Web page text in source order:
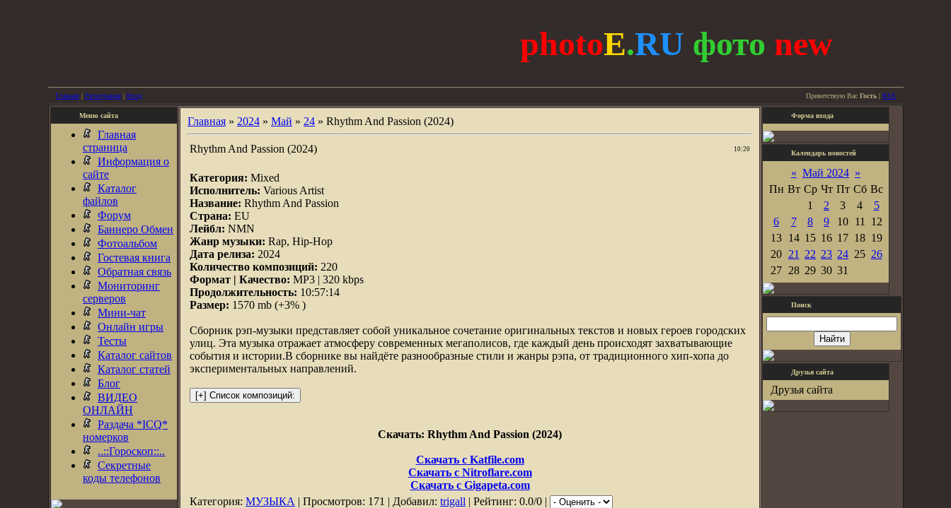
photoE.RU фото new
Главная | Регистрация | Вход Приветствую Вас Гость | RSS
Меню сайта
Главная
страница
Информация о
сайте
Каталог
файлов
Форум
Баннеро Обмен
Фотоальбом
Гостевая книга
Обратная связь
Мониторинг
серверов
Мини-чат
Онлайн игры
Тесты
Каталог сайтов
Каталог статей
Блог
ВИДЕО
ОНЛАЙН
Раздача *ICQ*
номерков
..::Гороскоп::..
Секретные
коды телефонов
Главная » 2024 » Май » 24 » Rhythm And Passion (2024)
Rhythm And Passion (2024) 10:20
Категория: Mixed
Исполнитель: Various Artist
Название: Rhythm And Passion
Страна: EU
Лейбл: NMN
Жанр музыки: Rap, Hip-Hop
Дата релиза: 2024
Количество композиций: 220
Формат | Качество: MP3 | 320 kbps
Продолжительность: 10:57:14
Размер: 1570 mb (+3% )
Сборник рэп-музыки представляет собой уникальное сочетание оригинальных текстов и новых героев городских
улиц. Эта музыка отражает атмосферу современных мегаполисов, где каждый день происходят захватывающие
события и истории.В сборнике вы найдёте разнообразные стили и жанры рэпа, от традиционного хип-хопа до
экспериментальных направлений.
Скачать: Rhythm And Passion (2024)
Скачать с Katfile.com
Скачать с Nitroflare.com
Скачать с Gigapeta.com
Категория: МУЗЫКА | Просмотров: 171 | Добавил: trigall | Рейтинг: 0.0/0 |
Форма входа
Календарь новостей
« Май 2024 »
Пн Вт Ср Чт Пт Сб Вс
1
2 3 4
5
6
7 8 9 10 11
12
13 14 15 16 17 18 19
20 21 22 23 24 25 26
27 28 29 30 31
Поиск
Друзья сайта
Друзья сайта